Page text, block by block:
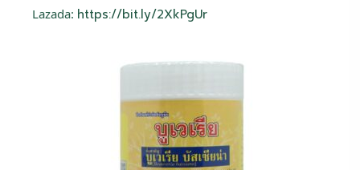
Lazada: https://bit.ly/2XkPgUr